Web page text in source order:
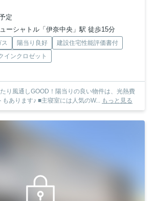
定
ーシャトル「伊奈中央」駅 徒歩15分
ス 陽当り良好
建設住宅性能評価書付
インクロゼット
り風通しGOOD！陽当りの良い物件は、光熱費
あります♪ ■主寝室には人気のW... もっと見る